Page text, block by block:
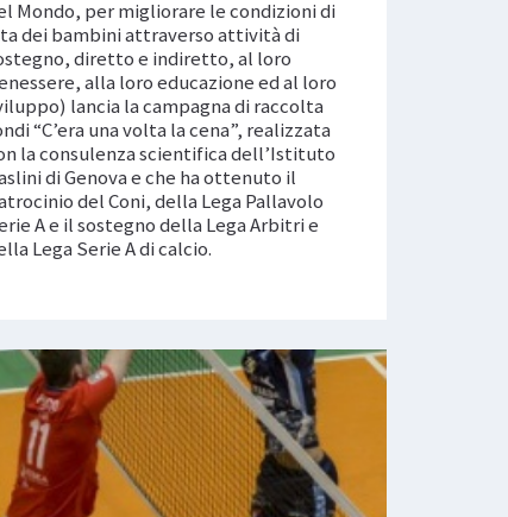
Mondo, per migliorare le condizioni di
dei bambini attraverso attività di
diretto e indiretto, al loro
alla loro educazione ed al loro
lancia la campagna di raccolta
“C’era una volta la cena”, realizzata
la consulenza scientifica dell’Istituto
di Genova e che ha ottenuto il
del Coni, della Lega Pallavolo
A e il sostegno della Lega Arbitri e
Lega Serie A di calcio.